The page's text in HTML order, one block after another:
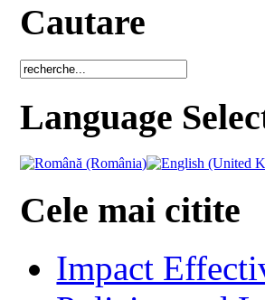
Cautare
Language
Cele mai citite
Impact